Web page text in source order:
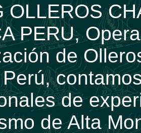
OLLEROS
PERU,
de
de
de Alta